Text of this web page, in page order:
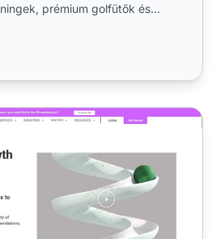
prémium golfütők és